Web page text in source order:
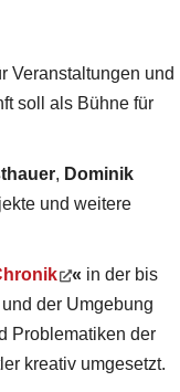
Veranstaltungen und
soll als Bühne für
, Dominik
und weitere
« in der bis
der Umgebung
Problematiken der
kreativ umgesetzt.